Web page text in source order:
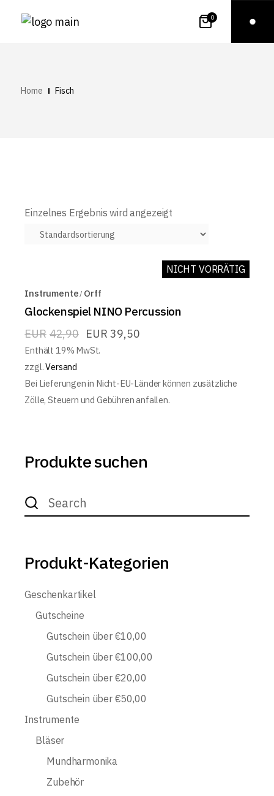
0
Home Fisch
Einzelnes Ergebnis wird angezeigt
ON SALE
NICHT VORRÄTIG
Instrumente Orff
Glockenspiel NINO Percussion
EUR 42,90 EUR 39,50
Enthält 19% MwSt.
zzgl.Versand
Bei Lieferungen in Nicht-EU-Länder können zusätzliche
Zölle, Steuern und Gebühren anfallen.
Produkte suchen
Search
for:
Produkt-Kategorien
Geschenkartikel
Gutscheine
Gutschein über €10,00
Gutschein über €100,00
Gutschein über €20,00
Gutschein über €50,00
Instrumente
Bläser
Mundharmonika
Zubehör